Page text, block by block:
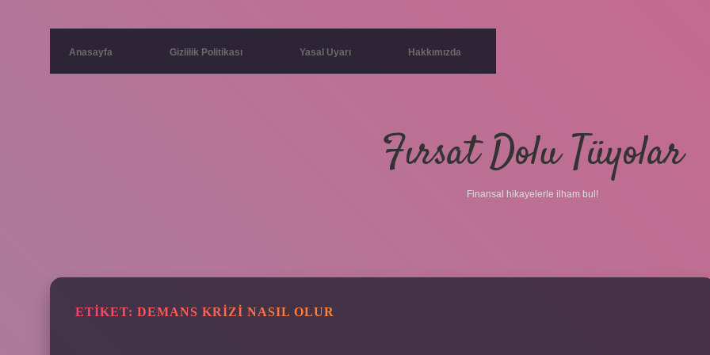
Anasayfa Gizlilik Politikası Yasal Uyarı Hakkımızda
Fırsat Dolu Tüyolar
Finansal hikayelerle ilham bul!
ETIKET: DEMANS KRIZI NASIL OLUR